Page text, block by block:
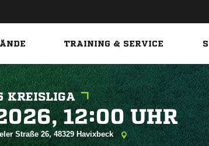
TRAINING & SERVICE
KREISLIGA
  
Straße 26, 48329 Havixbeck